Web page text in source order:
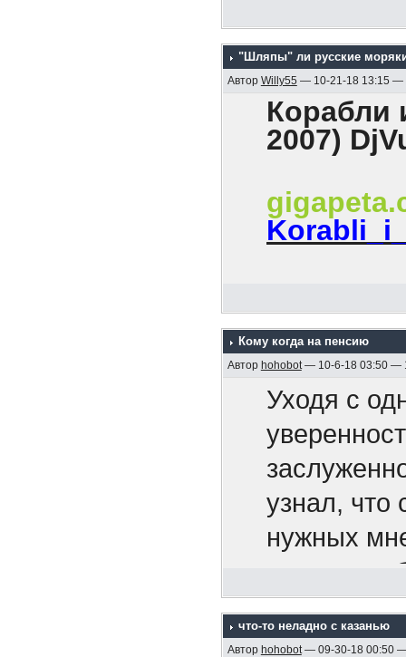
мира!».
каждого
всех
И как все,
Как были
твоим
"Шляпы" ли русские
Автор Willy55 — 10-21-18 13:15 —
Корабли
2007)
1.
2. Гибель
3. Боевые
Апальков
4.
5.
6. На
7.
8. Минные
Кому когда на пенсию
Автор hohobot— 10-6-18 03:50 —
Уходя с
узнал, что
нужных
вовсе на
65-ть
Сказать,
что-то неладно с казанью
Автор hohobot— 09-30-18 00:50 —